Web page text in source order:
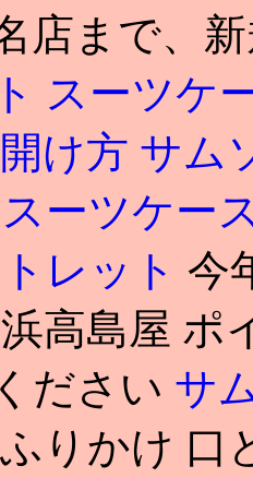
店まで、
スーツケ
け方 サム
ーツケー
レット 今
高島屋 ポ
ださい サ
りかけ 口